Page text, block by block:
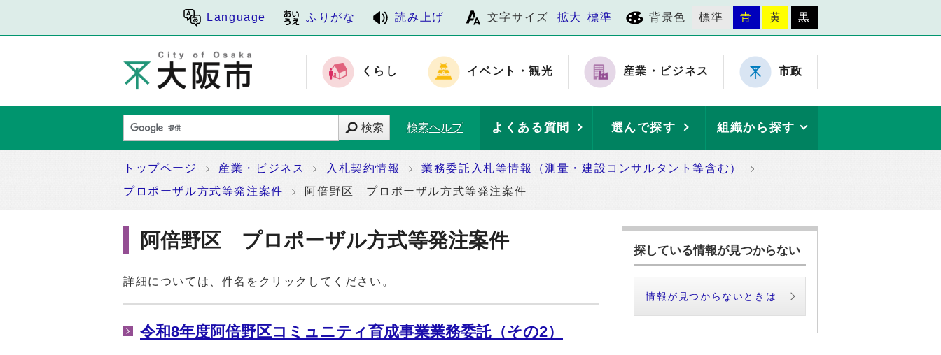
Language ふりがな 読み上げ 文字サイズ 拡大 標準 背景色 標準 青 黄 黒
くらし イベント・観光 産業・ビジネス 市政
検索 検索ヘルプ よくある質問 選んで探す 組織から探す
トップページ 産業・ビジネス 入札契約情報
業務委託入札等情報（測量・建設コンサルタント等含む）
プロポーザル方式等発注案件
阿倍野区 プロポーザル方式等発注案件
阿倍野区 プロポーザル方式等発注案件
詳細については、件名をクリックしてください。
令和8年度阿倍野区コミュニティ育成事業業務委託（その2）
探している情報が見つからない
情報が見つからないときは